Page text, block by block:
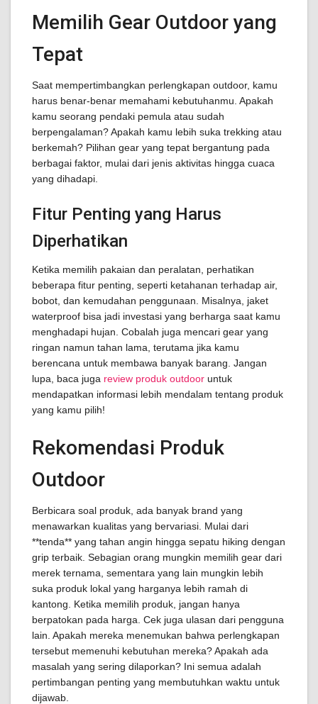
Memilih Gear Outdoor yang
Tepat
Saat mempertimbangkan perlengkapan outdoor, kamu
harus benar-benar memahami kebutuhanmu. Apakah
kamu seorang pendaki pemula atau sudah
berpengalaman? Apakah kamu lebih suka trekking atau
berkemah? Pilihan gear yang tepat bergantung pada
berbagai faktor, mulai dari jenis aktivitas hingga cuaca
yang dihadapi.
Fitur Penting yang Harus
Diperhatikan
Ketika memilih pakaian dan peralatan, perhatikan
beberapa fitur penting, seperti ketahanan terhadap air,
bobot, dan kemudahan penggunaan. Misalnya, jaket
waterproof bisa jadi investasi yang berharga saat kamu
menghadapi hujan. Cobalah juga mencari gear yang
ringan namun tahan lama, terutama jika kamu
berencana untuk membawa banyak barang. Jangan
lupa, baca juga review produk outdoor untuk
mendapatkan informasi lebih mendalam tentang produk
yang kamu pilih!
Rekomendasi Produk
Outdoor
Berbicara soal produk, ada banyak brand yang
menawarkan kualitas yang bervariasi. Mulai dari
**tenda** yang tahan angin hingga sepatu hiking dengan
grip terbaik. Sebagian orang mungkin memilih gear dari
merek ternama, sementara yang lain mungkin lebih
suka produk lokal yang harganya lebih ramah di
kantong. Ketika memilih produk, jangan hanya
berpatokan pada harga. Cek juga ulasan dari pengguna
lain. Apakah mereka menemukan bahwa perlengkapan
tersebut memenuhi kebutuhan mereka? Apakah ada
masalah yang sering dilaporkan? Ini semua adalah
pertimbangan penting yang membutuhkan waktu untuk
dijawab.